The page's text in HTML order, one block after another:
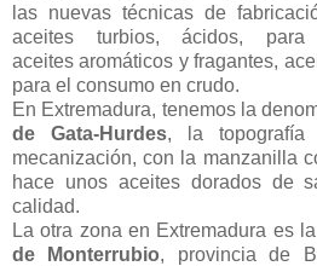
las nuevas técnicas de
aceites turbios, ácidos,
aceites aromáticos y fragantes,
para el consumo en crudo.
En Extremadura, tenemos la
de Gata-Hurdes, la topografía
mecanización, con la manzanilla
hace unos aceites dorados de
calidad.
La otra zona en Extremadura es
de Monterrubio, provincia de